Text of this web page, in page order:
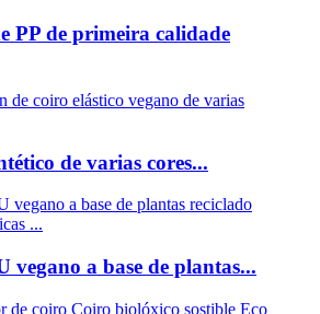
PP de primeira calidade
de varias cores...
vegano a base de plantas...